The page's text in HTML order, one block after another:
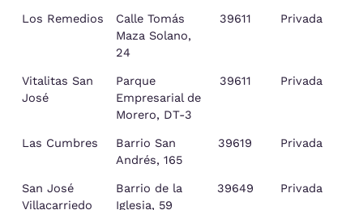
Los Remedios
Calle Tomás
Maza Solano,
24
39611 Privada
Vitalitas San
José
Parque
Empresarial de
Morero, DT-3
39611 Privada
Las Cumbres
Barrio San
Andrés, 165
39619
Privada
San José
Villacarriedo
Barrio de la
Iglesia, 59
39649 Privada